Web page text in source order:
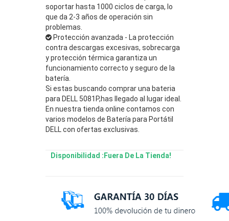
soportar hasta 1000 ciclos de carga, lo
que da 2-3 años de operación sin
problemas.
Protección avanzada - La protección
contra descargas excesivas, sobrecarga
y protección térmica garantiza un
funcionamiento correcto y seguro de la
batería.
Si estas buscando comprar una bateria
para DELL 5081P,has llegado al lugar ideal.
En nuestra tienda online contamos con
varios modelos de Batería para Portátil
DELL con ofertas exclusivas.
Disponibilidad :Fuera De La Tienda!